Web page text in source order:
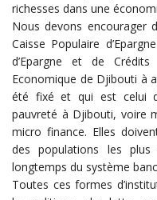
richesses dans une
Nous devons encourager
Caisse Populaire
d’Epargne et de
Economique de Djibouti à
été fixé et qui est celui
pauvreté à Djibouti, voire
micro finance. Elles
des populations les plus
longtemps du système
Toutes ces formes